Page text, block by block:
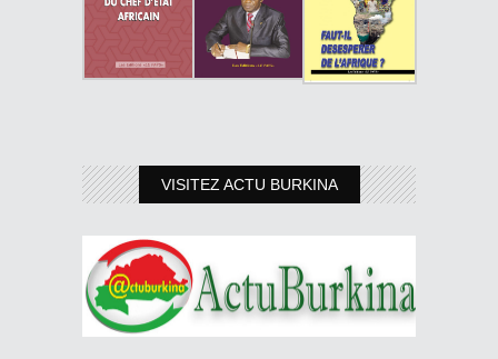
VISITEZ ACTU BURKINA